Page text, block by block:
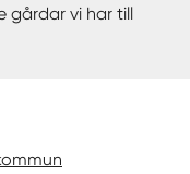
gårdar vi har till